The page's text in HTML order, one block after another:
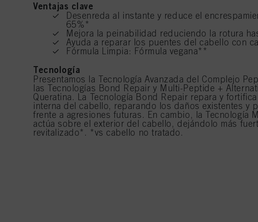
Ventajas clave
Desenreda al instante y reduce el
65%*
Mejora la peinabilidad reduciendo la rotura
Ayuda a reparar los puentes del cabello con
Fórmula Limpia: Fórmula vegana**
Tecnología
Presentamos la Tecnología Avanzada del Complejo
las Tecnologías Bond Repair y Multi-Peptide +
Queratina. La Tecnología Bond Repair repara y
interna del cabello, reparando los daños existentes y
frente a agresiones futuras. En cambio, la Tecnología
actúa sobre el exterior del cabello, dejándolo más
revitalizado*. *vs cabello no tratado.